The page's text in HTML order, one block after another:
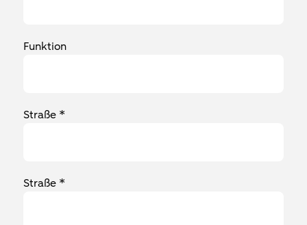
Funktion
Straße *
Straße *